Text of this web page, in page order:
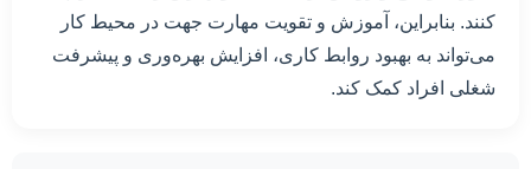
کنند. بنابراین، آموزش و تقویت مهارت جهت در محیط کار
می‌تواند به بهبود روابط کاری، افزایش بهره‌وری و پیشرفت
شغلی افراد کمک کند.